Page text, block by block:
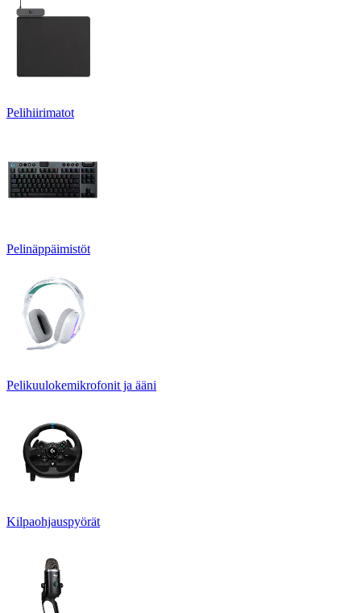
Pelihiirimatot
Pelinäppäimistöt
Pelikuulokemikrofonit ja ääni
Kilpaohjauspyörät